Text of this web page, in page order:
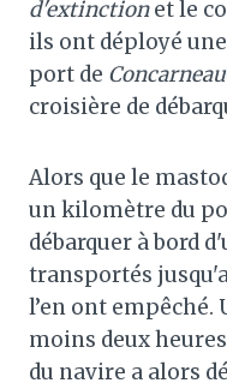
d'extinctionet le
ils ont déployé
port de Concarneau
croisière de
Alors que le
un kilomètre du
débarquer à bord
transportés
l’en ont empêché.
moins deux
du navire a alors